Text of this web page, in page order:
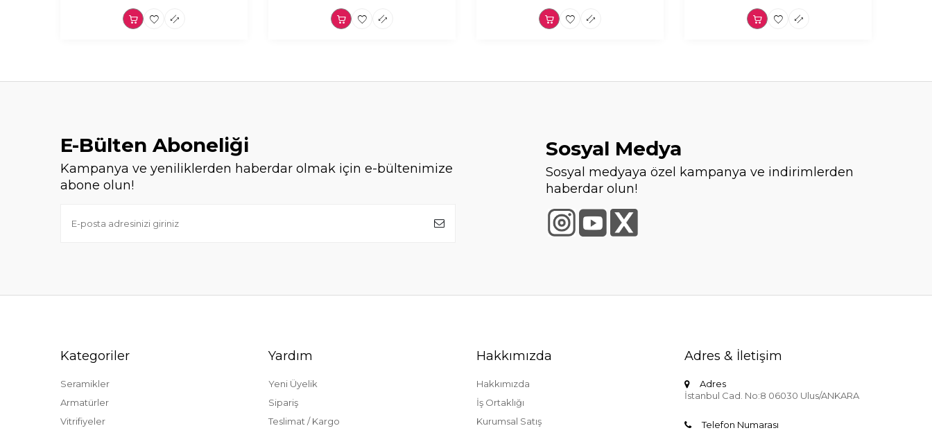
E-Bülten Aboneliği
Kampanya ve yeniliklerden haberdar olmak için e-bültenimize
abone olun!
Sosyal Medya
Sosyal medyaya özel kampanya ve indirimlerden
haberdar olun!
Kategoriler
Seramikler
Armatürler
Vitrifiyeler
Yardım
Yeni Üyelik
Sipariş
Teslimat / Kargo
Hakkımızda
Hakkımızda
İş Ortaklığı
Kurumsal Satış
Adres & İletişim
Adres
İstanbul Cad. No:8 06030 Ulus/ANKARA
Telefon Numarası